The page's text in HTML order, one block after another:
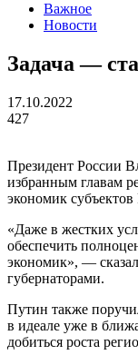
Важное
Новости
Задача —
17.10.2022
427
Президент России
избранным главам
экономик
«Даже в жестких
обеспечить
экономик», —
губернаторами.
Путин также
в идеале уже в
добиться роста